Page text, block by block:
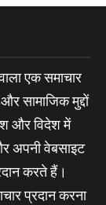
एक समाचार
सामाजिक मुद्दों
और विदेश में
अपनी वेबसाइट
करते हैं।
प्रदान करना